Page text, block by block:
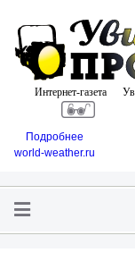
Подробнее
world-weather.ru